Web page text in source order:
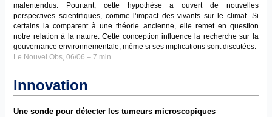
malentendus. Pourtant, cette hypothèse a ouvert de nouvelles
perspectives scientifiques, comme l’impact des vivants sur le climat. Si
certains la comparent à une théorie ancienne, elle remet en question
notre relation à la nature. Cette conception influence la recherche sur la
gouvernance environnementale, même si ses implications sont discutées.
Le Nouvel Obs, 06/06 – 7 min
Innovation
Une sonde pour détecter les tumeurs microscopiques